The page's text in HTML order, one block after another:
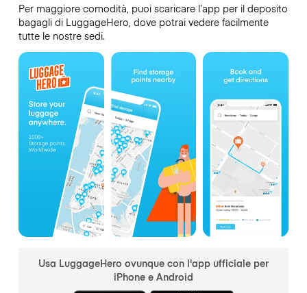
Per maggiore comodità, puoi scaricare l’app per il deposito
bagagli di LuggageHero, dove potrai vedere facilmente
tutte le nostre sedi.
Usa LuggageHero ovunque con l'app ufficiale per
iPhone e Android